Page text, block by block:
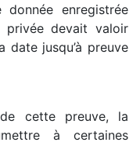
enregistrée
privée devait valoir
jusqu’à preuve
cette preuve, la
à certaines